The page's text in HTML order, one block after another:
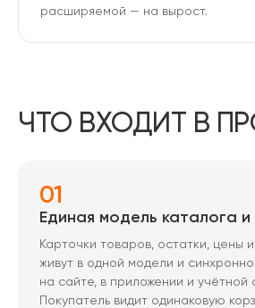
расширяемой — на вырост.
ЧТО ВХОДИТ В
01
Единая модель каталога и
Карточки товаров, остатки, цены и
живут в одной модели и
на сайте, в приложении и учётной
Покупатель видит одинаковую